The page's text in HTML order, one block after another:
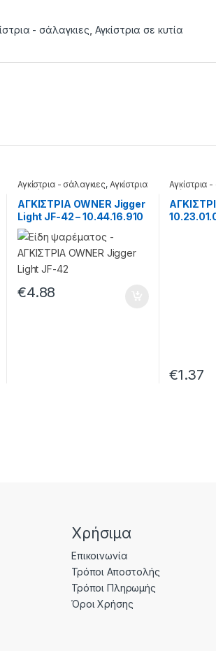
- σάλαγκιες Αγκίστρια σε κυτία
Αγκίστρια - σάλαγκιες, Αγκίστρια
σε φάκελα
ΑΓΚΙΣΤΡΙΑ OWNER Jigger
Light JF-42 – 10.44.16.910
€4.88
Αγκίστρια
τούνας
€1.37
Χρήσιμα
Επικοινωνία
Τρόποι Αποστολής
Τρόποι Πληρωμής
Όροι Χρήσης